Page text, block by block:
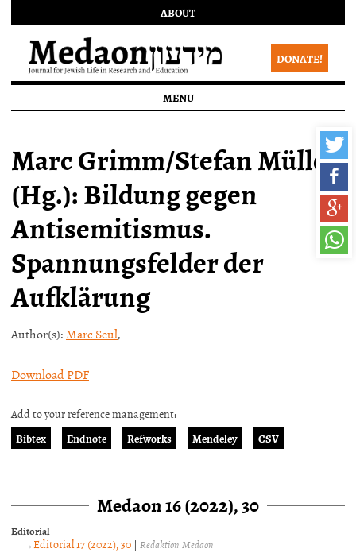
ABOUT
DONATE!
MENU
Marc Grimm/Stefan Müller
(Hg.): Bildung gegen
Antisemitismus.
Spannungsfelder der
Aufklärung
Author(s):Marc Seul,
Download PDF
Add to your reference management:
Bibtex
Endnote Refworks Mendeley CSV
Medaon 16 (2022), 30
Editorial
Editorial 17 (2022), 30 |Redaktion Medaon